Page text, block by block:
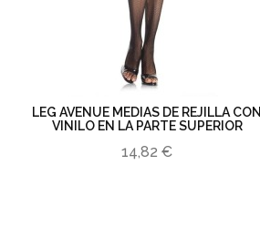
LEG AVENUE MEDIAS DE REJILLA CON
VINILO EN LA PARTE SUPERIOR
14,82 €